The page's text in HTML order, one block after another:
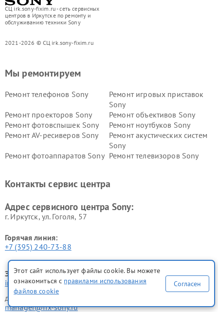
СЦ irk.sony-fixim.ru - сеть сервисных
центров в Иркутске по ремонту и
обслуживанию техники Sony
2021-2026 © СЦ irk.sony-fixim.ru
Мы ремонтируем
Ремонт телефонов Sony
Ремонт игровых приставок
Sony
Ремонт проекторов Sony
Ремонт объективов Sony
Ремонт фотовспышек Sony
Ремонт ноутбуков Sony
Ремонт AV-ресиверов Sony
Ремонт акустических систем
Sony
Ремонт фотоаппаратов Sony Ремонт телевизоров Sony
Контакты сервис центра
Адрес сервисного центра Sony:
г. Иркутск, ул. ​Гоголя, 57
Горячая линия:
+7 (395) 240-73-88
Электронная почта:
info@sony-fixim.ru
для юридических лиц
manager@fix-sony.ru
Этот сайт использует файлы cookie. Вы можете
ознакомиться с правилами использования
файлов cookie
Согласен